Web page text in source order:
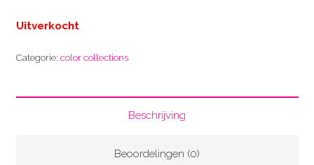
Uitverkocht
Categorie: color collections
Beschrijving
Beoordelingen (0)